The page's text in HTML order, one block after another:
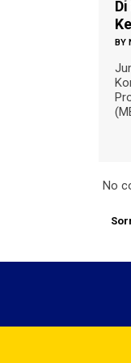
Di Balik Puluhan
Jumlah pengunjung :
Kompetensi Pimpinan
Program Makan Bergizi
No